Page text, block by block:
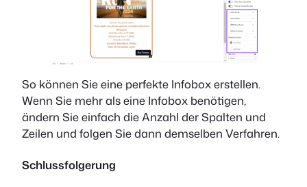
So können Sie eine perfekte Infobox erstellen.
Wenn Sie mehr als eine Infobox benötigen,
ändern Sie einfach die Anzahl der Spalten und
Zeilen und folgen Sie dann demselben Verfahren.
Schlussfolgerung